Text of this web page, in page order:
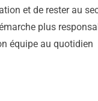
et de rester au
plus
équipe au quotidien